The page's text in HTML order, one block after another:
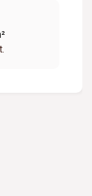
Alto ),